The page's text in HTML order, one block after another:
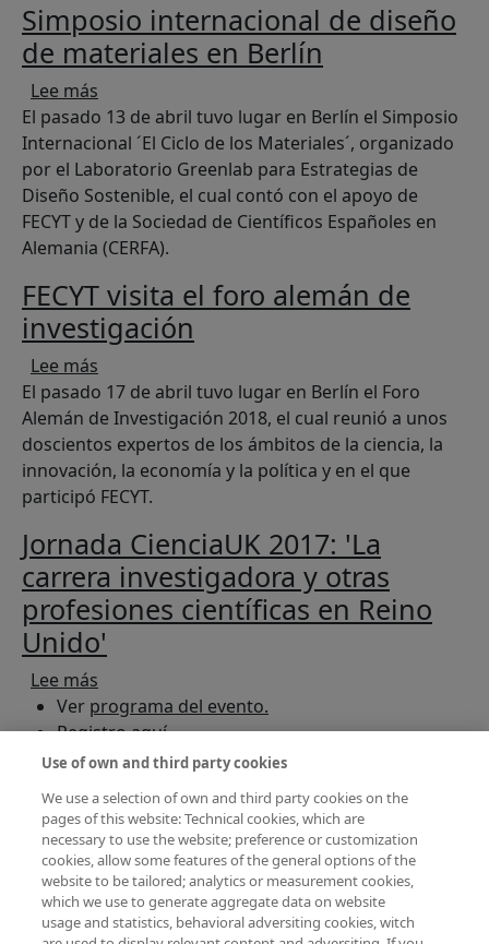
Simposio internacional de diseño
de materiales en Berlín
Lee más
El pasado 13 de abril tuvo lugar en Berlín el Simposio
Internacional ´El Ciclo de los Materiales´, organizado
por el Laboratorio Greenlab para Estrategias de
Diseño Sostenible, el cual contó con el apoyo de
FECYT y de la Sociedad de Científicos Españoles en
Alemania (CERFA).
FECYT visita el foro alemán de
investigación
Lee más
El pasado 17 de abril tuvo lugar en Berlín el Foro
Alemán de Investigación 2018, el cual reunió a unos
doscientos expertos de los ámbitos de la ciencia, la
innovación, la economía y la política y en el que
participó FECYT.
Jornada CienciaUK 2017: 'La
carrera investigadora y otras
profesiones científicas en Reino
Unido'
Lee más
Ver programa del evento.
Registroaquí.
Arranca la segunda edición de
"Embajadores para la ciencia" en
Londres
Lee mássobre Arranca la segunda edición de
Los pasados 28 y 29 de septiembre, los diez
científicos y diez diplomáticos seleccionados para
Use of own and third party cookies
We use a selection of own and third party cookies on the
pages of this website: Technical cookies, which are
necessary to use the website; preference or customization
cookies, allow some features of the general options of the
website to be tailored; analytics or measurement cookies,
which we use to generate aggregate data on website
usage and statistics, behavioral adversiting cookies, witch